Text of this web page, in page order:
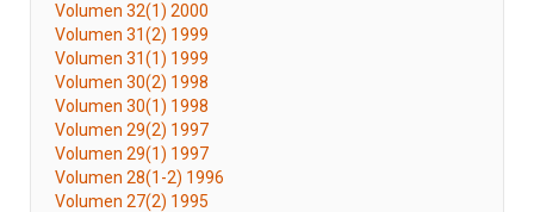
Volumen 32(1) 2000
Volumen 31(2) 1999
Volumen 31(1) 1999
Volumen 30(2) 1998
Volumen 30(1) 1998
Volumen 29(2) 1997
Volumen 29(1) 1997
Volumen 28(1-2) 1996
Volumen 27(2) 1995